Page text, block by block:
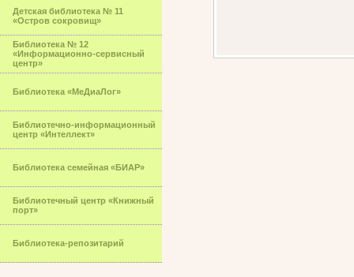
Детская библиотека № 11
«Остров сокровищ»
Библиотека № 12
«Информационно-сервисный
центр»
Библиотека «МеДиаЛог»
Библиотечно-информационный
центр «Интеллект»
Библиотека семейная «БИАР»
Библиотечный центр «Книжный
порт»
Библиотека-репозитарий